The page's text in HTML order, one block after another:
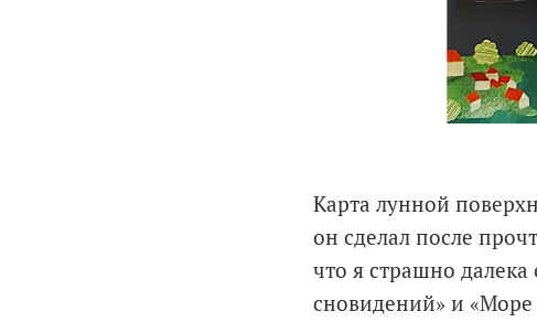
Карта лунной
он сделал после
что я страшно
сновидений» и